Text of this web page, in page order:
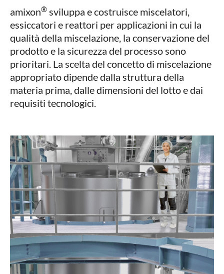
amixon® sviluppa e costruisce miscelatori,
essiccatori e reattori per applicazioni in cui la
qualità della miscelazione, la conservazione del
prodotto e la sicurezza del processo sono
prioritari. La scelta del concetto di miscelazione
appropriato dipende dalla struttura della
materia prima, dalle dimensioni del lotto e dai
requisiti tecnologici.